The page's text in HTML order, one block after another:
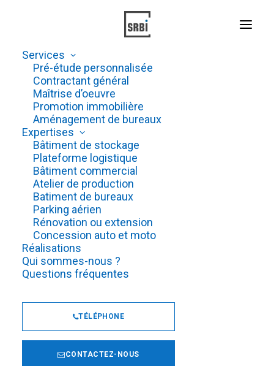
Services
Pré-étude personnalisée
Contractant général
Maîtrise d’oeuvre
Promotion immobilière
Aménagement de bureaux
Expertises
Bâtiment de stockage
Plateforme logistique
Bâtiment commercial
Atelier de production
Batiment de bureaux
Parking aérien
Rénovation ou extension
Concession auto et moto
Réalisations
Qui sommes-nous ?
Questions fréquentes
TÉLÉPHONE
CONTACTEZ-NOUS
ATELIER DEFABRICATION
ET BUREAUX
17 SAINTE SOULLE | FRANCE